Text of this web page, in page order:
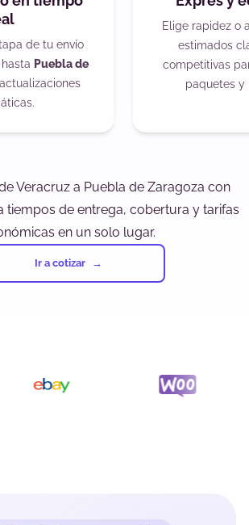
de tu envío
Puebla de
Elige rapidez o
estimados
competitivas
paquetes y
Veracruz a Puebla de Zaragoza con
tiempos de entrega, cobertura y tarifas
en un solo lugar.
Ir a cotizar